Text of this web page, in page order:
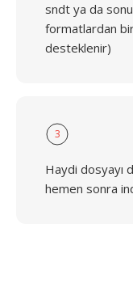
sndt ya da
formatlardan
desteklenir)
3
Haydi dosyayı
hemen sonra